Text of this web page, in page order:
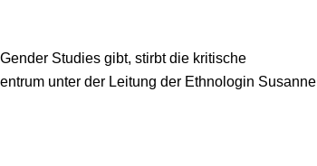
Studies gibt, stirbt die kritische
unter der Leitung der Ethnologin Susanne